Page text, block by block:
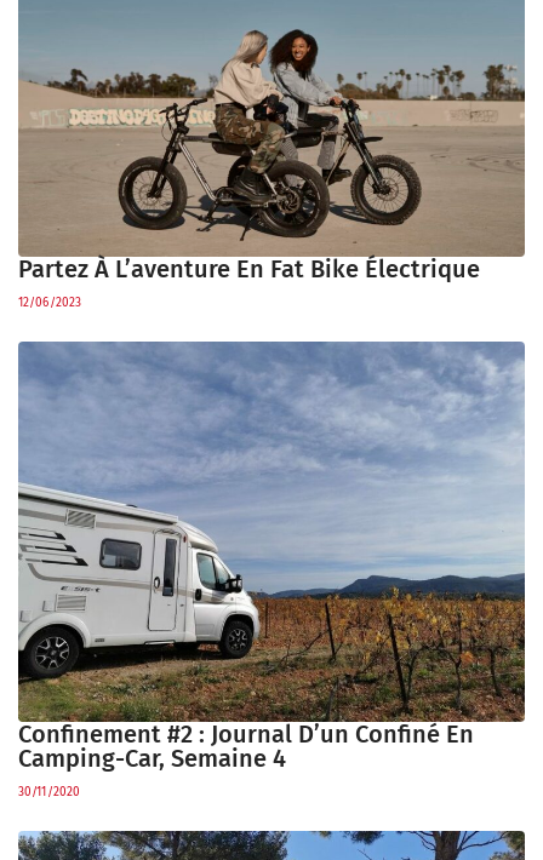
Partez À L’aventure En Fat Bike Électrique
12/06/2023
Confinement #2 : Journal D’un Confiné En
Camping-Car, Semaine 4
30/11/2020